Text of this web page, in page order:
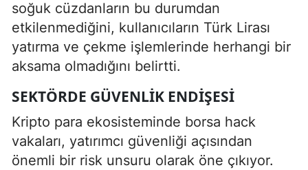
soğuk cüzdanların bu durumdan
etkilenmediğini, kullanıcıların Türk Lirası
yatırma ve çekme işlemlerinde herhangi bir
aksama olmadığını belirtti.
SEKTÖRDE GÜVENLIK ENDIŞESI
Kripto para ekosisteminde borsa hack
vakaları, yatırımcı güvenliği açısından
önemli bir risk unsuru olarak öne çıkıyor.